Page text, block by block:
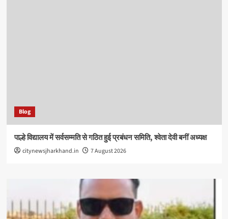
Blog
पाल्हे विद्यालय में सर्वसम्मति से गठित हुई प्रबंधन समिति, श्वेता देवी बनीं अध्यक्ष
citynewsjharkhand.in 7 August 2026